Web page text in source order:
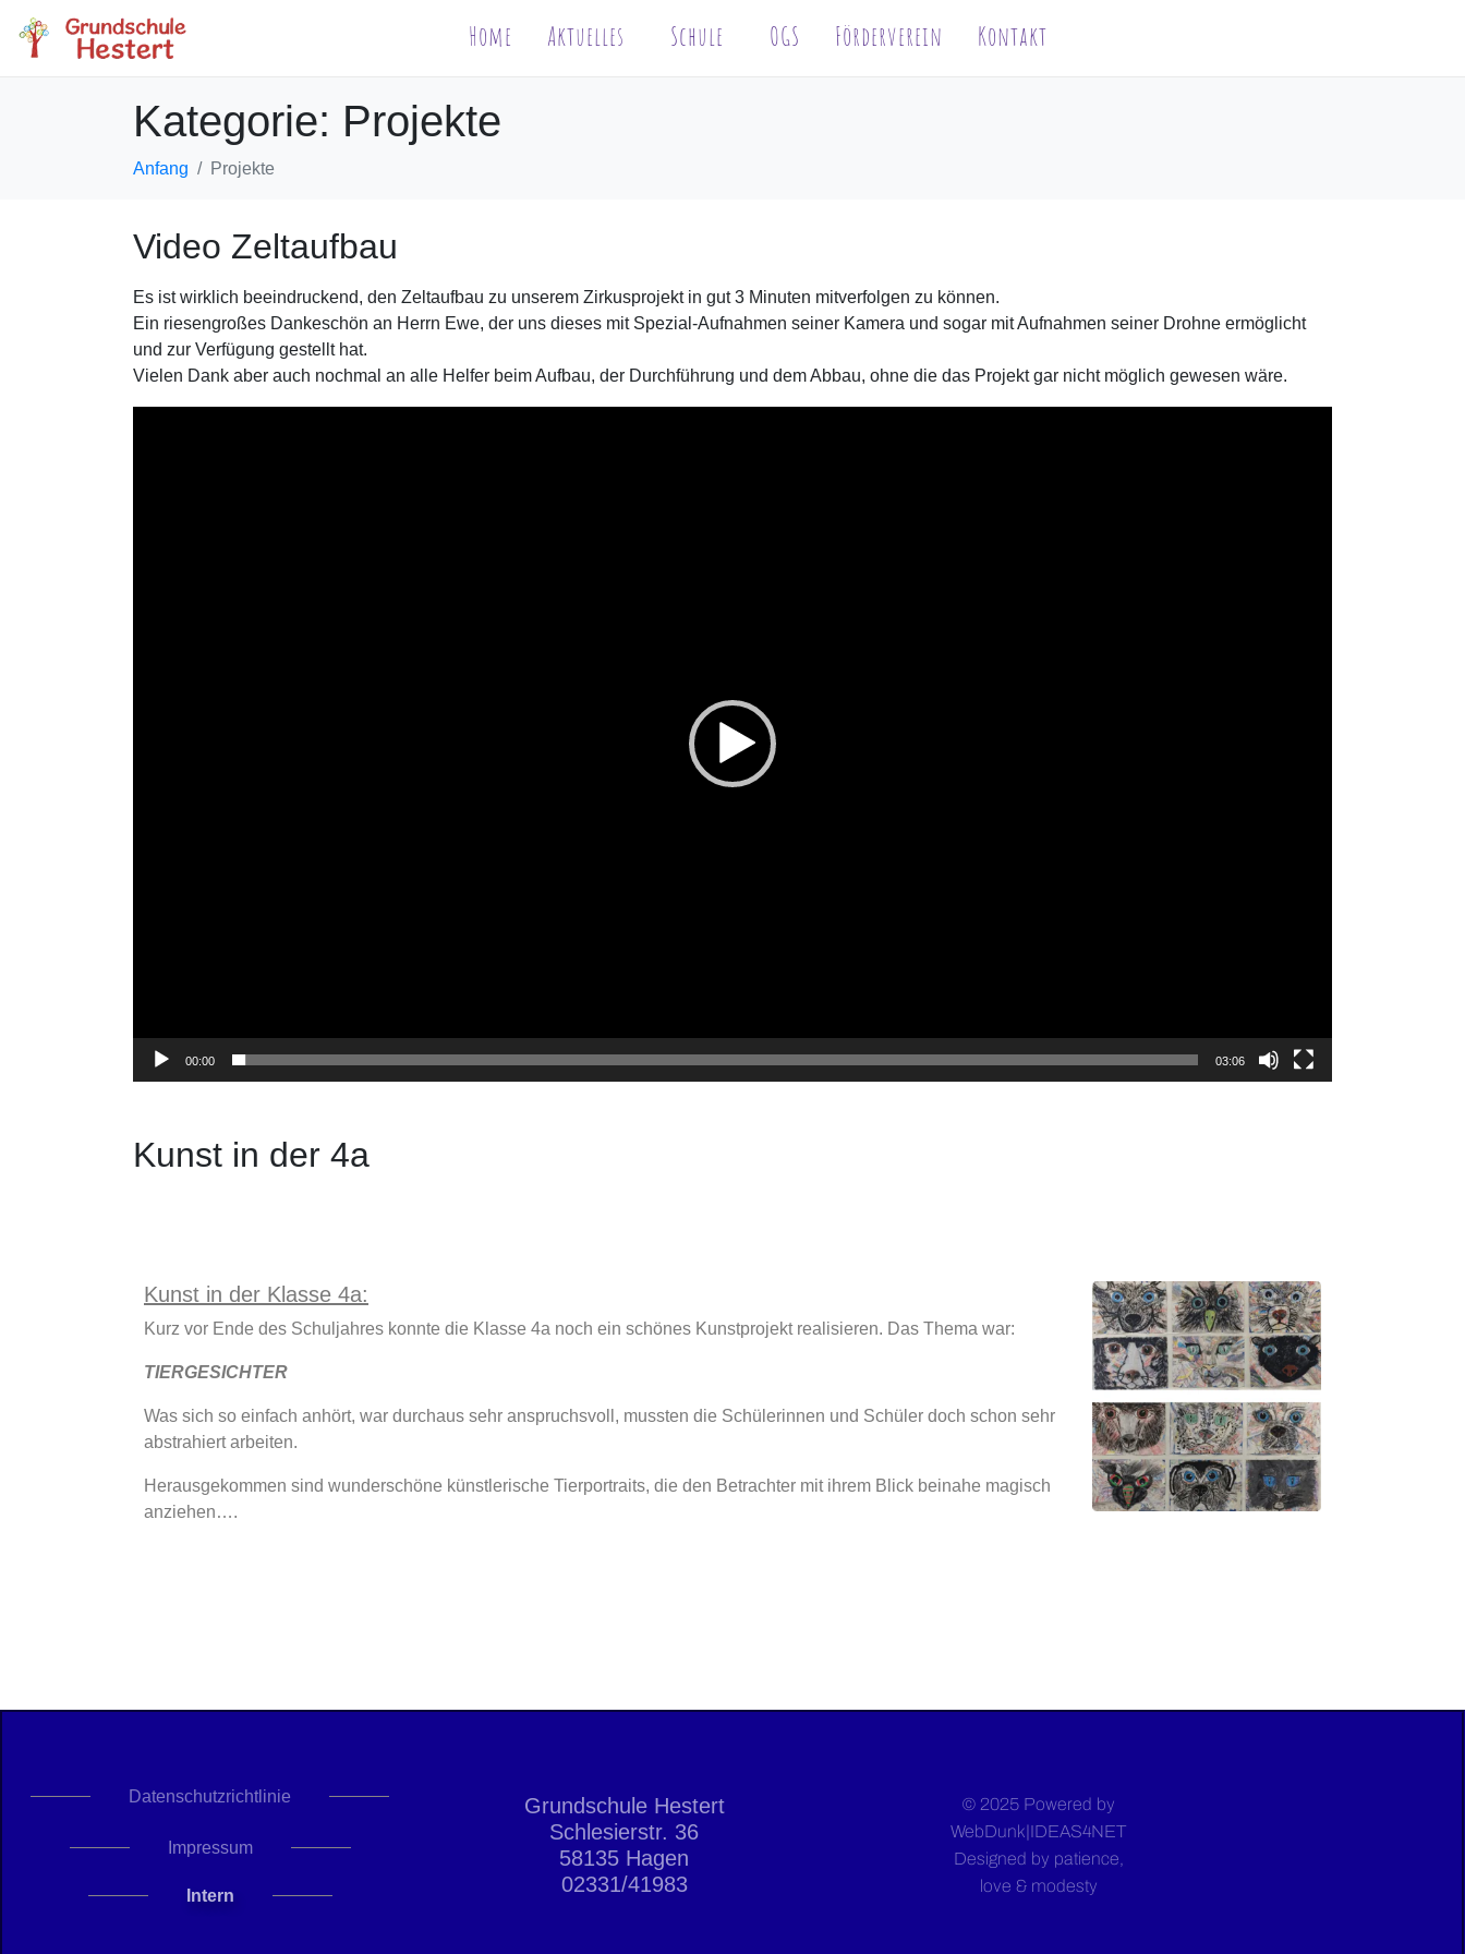
Home Aktuelles Schule OGS Förderverein Kontakt
Kategorie: Projekte
Anfang Projekte
Video Zeltaufbau
Es ist wirklich beeindruckend, den Zeltaufbau zu unserem Zirkusprojekt in gut 3 Minuten mitverfolgen zu können.
Ein riesengroßes Dankeschön an Herrn Ewe, der uns dieses mit Spezial-Aufnahmen seiner Kamera und sogar mit Aufnahmen seiner Drohne ermöglicht
und zur Verfügung gestellt hat.
Vielen Dank aber auch nochmal an alle Helfer beim Aufbau, der Durchführung und dem Abbau, ohne die das Projekt gar nicht möglich gewesen wäre.
00:00 03:06
Kunst in der 4a
Kunst in der Klasse 4a:
Kurz vor Ende des Schuljahres konnte die Klasse 4a noch ein schönes Kunstprojekt realisieren. Das Thema war:
TIERGESICHTER
Was sich so einfach anhört, war durchaus sehr anspruchsvoll, mussten die Schülerinnen und Schüler doch schon sehr
abstrahiert arbeiten.
Herausgekommen sind wunderschöne künstlerische Tierportraits, die den Betrachter mit ihrem Blick beinahe magisch
anziehen….
Datenschutzrichtlinie
Impressum
Intern
Grundschule Hestert
Schlesierstr. 36
58135 Hagen
02331/41983
© 2025 Powered by
WebDunk|IDEAS4NET
Designed by patience,
love & modesty